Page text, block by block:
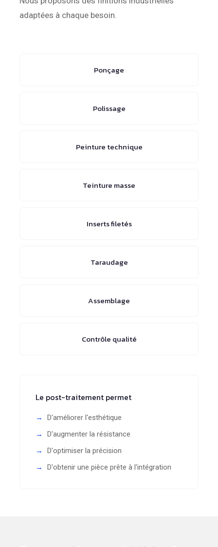
adaptées à chaque besoin.
Ponçage
Polissage
Peinture technique
Teinture masse
Inserts filetés
Taraudage
Assemblage
Contrôle qualité
Le post-traitement permet
D'améliorer l'esthétique
D'augmenter la résistance
D'optimiser la précision
D'obtenir une pièce prête à l'intégration